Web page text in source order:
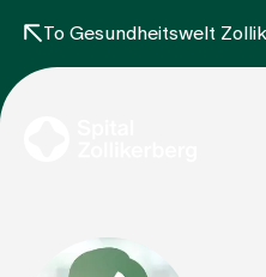
To Gesundheitswelt